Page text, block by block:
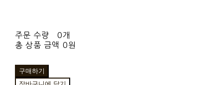
주문 수량
0개
총 상품 금액 0원
구매하기